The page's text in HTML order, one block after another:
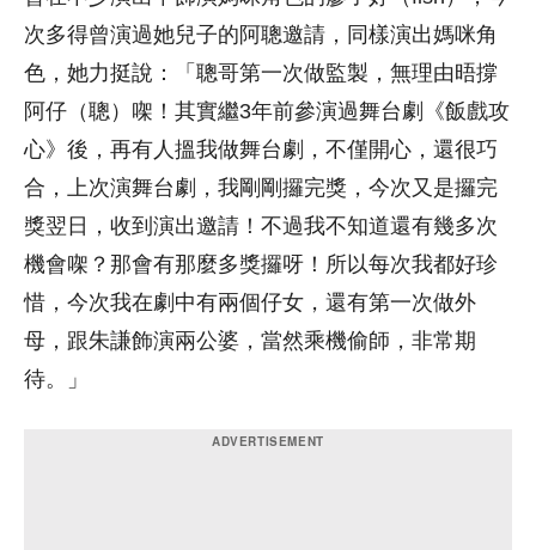
次多得曾演過她兒子的阿聰邀請，同樣演出媽咪角
色，她力挺說：「聰哥第一次做監製，無理由晤撐
阿仔（聰）㗎！其實繼3年前參演過舞台劇《飯戲攻
心》後，再有人搵我做舞台劇，不僅開心，還很巧
合，上次演舞台劇，我剛剛攞完獎，今次又是攞完
獎翌日，收到演出邀請！不過我不知道還有幾多次
機會㗎？那會有那麼多獎攞呀！所以每次我都好珍
惜，今次我在劇中有兩個仔女，還有第一次做外
母，跟朱謙飾演兩公婆，當然乘機偷師，非常期
待。」